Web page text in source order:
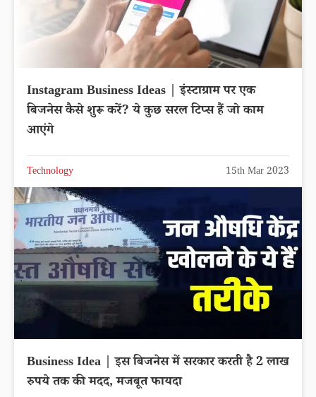
Instagram Business Ideas | इंस्टाग्राम पर एक
बिजनेस कैसे शुरू करें? ये कुछ सरल टिप्स हैं जो काम
आएंगे
Technology 15th Mar 2023
Business Idea | इस बिजनेस में सरकार करती है 2 लाख
रुपये तक की मदद, मजबूत फायदा